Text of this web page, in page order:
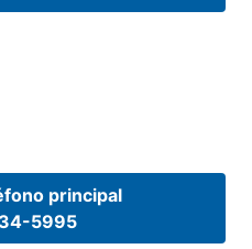
principal
5995